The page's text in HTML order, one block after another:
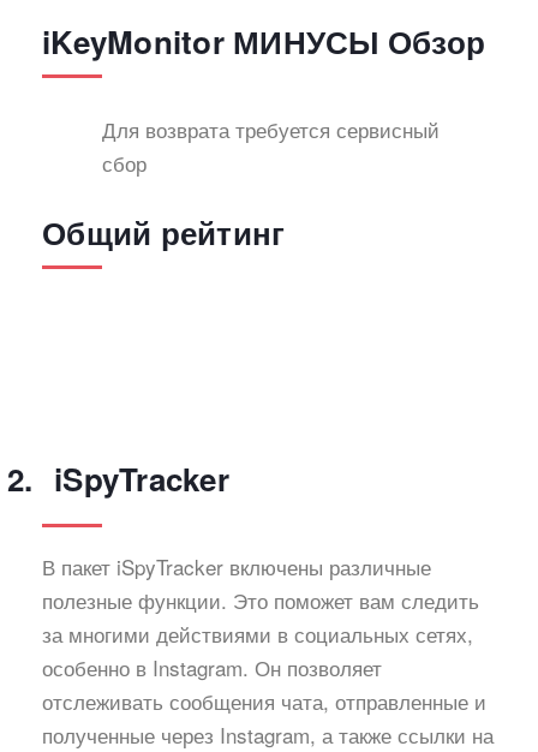
iKeyMonitor МИНУСЫ Обзор
Для возврата требуется сервисный
сбор
Общий рейтинг
iSpyTracker
В пакет iSpyTracker включены различные
полезные функции. Это поможет вам следить
за многими действиями в социальных сетях,
особенно в Instagram. Он позволяет
отслеживать сообщения чата, отправленные и
полученные через Instagram, а также ссылки на